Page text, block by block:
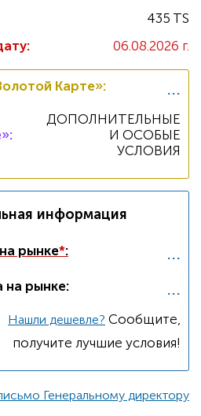
435 TS
06.08.2026 г.
Карте»: ...
:
ДОПОЛНИТЕЛЬНЫЕ
И ОСОБЫЕ
УСЛОВИЯ
информация
рынке*: ...
на рынке: ...
Нашли дешевле? Cообщите,
получите лучшие условия!
Генеральному директору